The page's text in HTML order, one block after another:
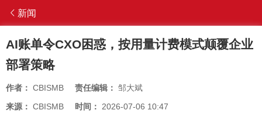
新闻
AI账单令CXO困惑，按用量计费模式颠覆企业
部署策略
作者： CBISMB 责任编辑： 邹大斌
来源： CBISMB 时间： 2026-07-06 10:47